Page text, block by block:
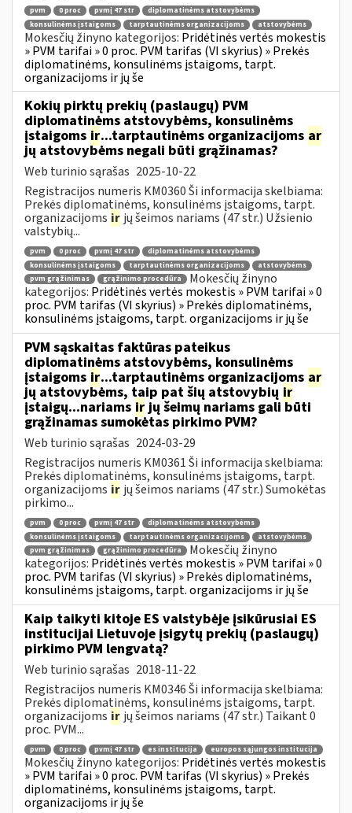
pvm 0 proc pvmį 47 str
diplomatinėms atstovybėms
konsulinėms įstaigoms
tarptautinėms organizacijoms atstovybėms
Mokesčių žinyno kategorijos: Pridėtinės vertės mokestis
» PVM tarifai » 0 proc. PVM tarifas (VI skyrius) » Prekės
diplomatinėms, konsulinėms įstaigoms, tarpt.
organizacijoms ir jų še
Kokių pirktų prekių (paslaugų) PVM
diplomatinėms atstovybėms, konsulinėms
įstaigoms ir...tarptautinėms organizacijoms ar
jų atstovybėms negali būti grąžinamas?
Web turinio sąrašas 2025-10-22
Registracijos numeris KM0360 Ši informacija skelbiama:
Prekės diplomatinėms, konsulinėms įstaigoms, tarpt.
organizacijoms ir jų šeimos nariams (47 str.) Užsienio
valstybių...
pvm 0 proc pvmį 47 str
diplomatinėms atstovybėms
konsulinėms įstaigoms
tarptautinėms organizacijoms
atstovybėms
pvm grąžinimas
grąžinimo procedūra
Mokesčių žinyno
kategorijos: Pridėtinės vertės mokestis » PVM tarifai » 0
proc. PVM tarifas (VI skyrius) » Prekės diplomatinėms,
konsulinėms įstaigoms, tarpt. organizacijoms ir jų še
PVM sąskaitas faktūras pateikus
diplomatinėms atstovybėms, konsulinėms
įstaigoms ir...tarptautinėms organizacijoms ar
jų atstovybėms, taip pat šių atstovybių ir
įstaigų...nariams irjų šeimų nariams gali būti
grąžinamas sumokėtas pirkimo PVM?
Web turinio sąrašas 2024-03-29
Registracijos numeris KM0361 Ši informacija skelbiama:
Prekės diplomatinėms, konsulinėms įstaigoms, tarpt.
organizacijoms ir jų šeimos nariams (47 str.) Sumokėtas
pirkimo...
pvm 0 proc pvmį 47 str
diplomatinėms atstovybėms
konsulinėms įstaigoms
tarptautinėms organizacijoms
atstovybėms
pvm grąžinimas
grąžinimo procedūra
Mokesčių žinyno
kategorijos: Pridėtinės vertės mokestis » PVM tarifai » 0
proc. PVM tarifas (VI skyrius) » Prekės diplomatinėms,
konsulinėms įstaigoms, tarpt. organizacijoms ir jų še
Kaip taikyti kitoje ES valstybėje įsikūrusiai ES
institucijai Lietuvoje įsigytų prekių (paslaugų)
pirkimo PVM lengvatą?
Web turinio sąrašas 2018-11-22
Registracijos numeris KM0346 Ši informacija skelbiama:
Prekės diplomatinėms, konsulinėms įstaigoms, tarpt.
organizacijoms ir jų šeimos nariams (47 str.) Taikant 0
proc. PVM...
pvm 0 proc pvmį 47 str es institucija europos sąjungos institucija
Mokesčių žinyno kategorijos: Pridėtinės vertės mokestis
» PVM tarifai » 0 proc. PVM tarifas (VI skyrius) » Prekės
diplomatinėms, konsulinėms įstaigoms, tarpt.
organizacijoms ir jų še